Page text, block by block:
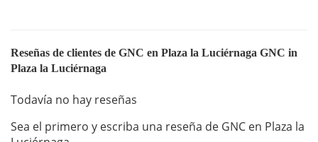
Reseñas de clientes de GNC en Plaza la Luciérnaga GNC in
Plaza la Luciérnaga
Todavía no hay reseñas
Sea el primero y escriba una reseña de GNC en Plaza la